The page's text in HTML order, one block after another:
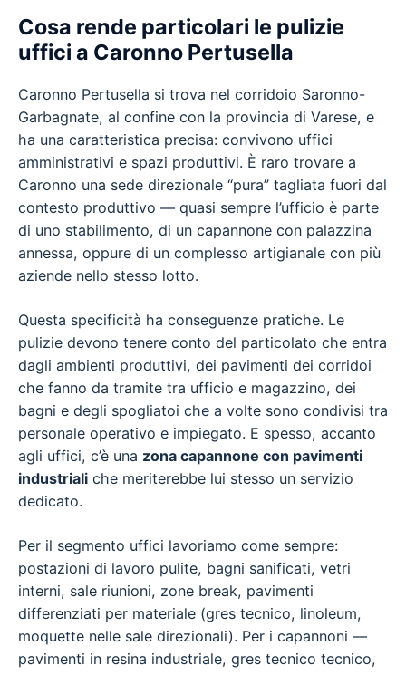
Cosa rende particolari le pulizie
uffici a Caronno Pertusella
Caronno Pertusella si trova nel corridoio Saronno-
Garbagnate, al confine con la provincia di Varese, e
ha una caratteristica precisa: convivono uffici
amministrativi e spazi produttivi. È raro trovare a
Caronno una sede direzionale “pura” tagliata fuori dal
contesto produttivo — quasi sempre l’ufficio è parte
di uno stabilimento, di un capannone con palazzina
annessa, oppure di un complesso artigianale con più
aziende nello stesso lotto.
Questa specificità ha conseguenze pratiche. Le
pulizie devono tenere conto del particolato che entra
dagli ambienti produttivi, dei pavimenti dei corridoi
che fanno da tramite tra ufficio e magazzino, dei
bagni e degli spogliatoi che a volte sono condivisi tra
personale operativo e impiegato. E spesso, accanto
agli uffici, c’è una zona capannone con pavimenti
industriali che meriterebbe lui stesso un servizio
dedicato.
Per il segmento uffici lavoriamo come sempre:
postazioni di lavoro pulite, bagni sanificati, vetri
interni, sale riunioni, zone break, pavimenti
differenziati per materiale (gres tecnico, linoleum,
moquette nelle sale direzionali). Per i capannoni —
pavimenti in resina industriale, gres tecnico tecnico,